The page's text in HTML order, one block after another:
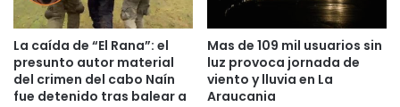
a
L
a
A
e
e
n
r
u
La caída de “El Rana”: el
presunto autor material
del crimen del cabo Naín
fue detenido tras balear a
Mas de 109 mil usuarios sin
luz provoca jornada de
viento y lluvia en La
Araucania